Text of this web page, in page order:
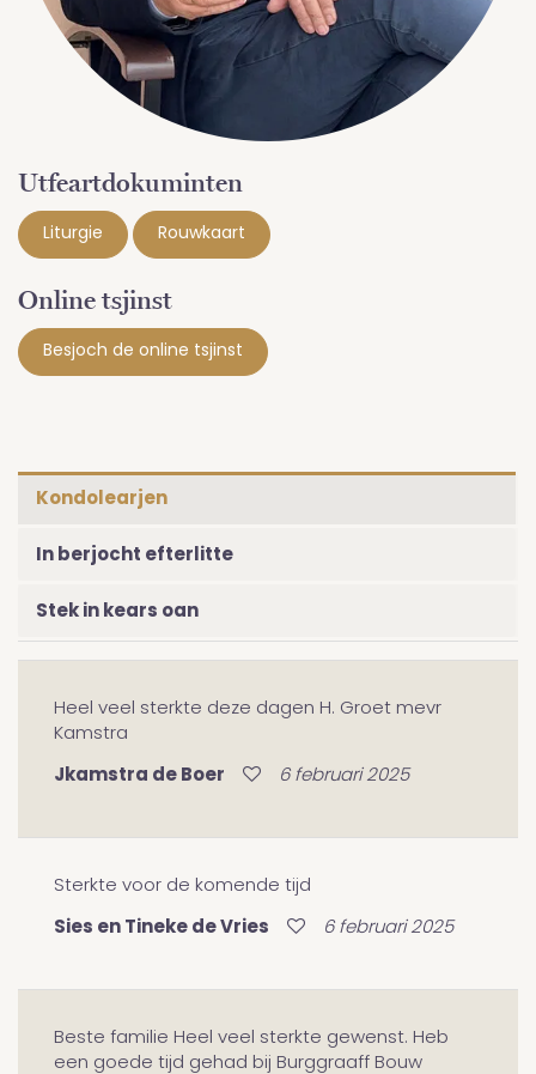
Utfeartdokuminten
Liturgie Rouwkaart
Online tsjinst
Besjoch de online tsjinst
Kondolearjen
In berjocht efterlitte
Stek in kears oan
Heel veel sterkte deze dagen H. Groet mevr
Kamstra
Jkamstra de Boer 6 februari 2025
Sterkte voor de komende tijd
Sies en Tineke de Vries 6 februari 2025
Beste familie Heel veel sterkte gewenst. Heb
een goede tijd gehad bij Burggraaff Bouw